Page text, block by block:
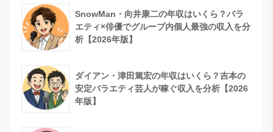
SnowMan・向井康二の年収はいくら？バラ
エティ×俳優でグループ内個人最強の収入を分
析【2026年版】
ダイアン・津田篤宏の年収はいくら？吉本の
安定バラエティ芸人が稼ぐ収入を分析【2026
年版】